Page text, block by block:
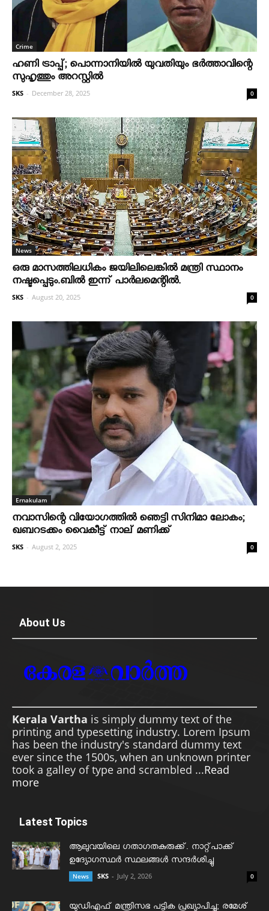
Crime
ഹണി ട്രാപ്പ്; പൊന്നാനിയില്‍ യുവതിയും ഭര്‍ത്താവിന്റെ
സുഹൃത്തും അറസ്റ്റില്‍
SKS - December 28, 2025 0
News
ഒരു മാസത്തിലധികം ജയിലിലെങ്കില്‍ മന്ത്രി സ്ഥാനം
നഷ്ടപ്പെടും.ബില്‍ ഇന്ന് പാര്‍ലമെന്റില്‍.
SKS - August 20, 2025 0
Ernakulam
നവാസിന്റെ വിയോഗത്തില്‍ ഞെട്ടി സിനിമാ ലോകം;
ഖബറടക്കം വൈകീട്ട് നാല് മണിക്ക്
SKS - August 2, 2025 0
About Us
Kerala Vartha is simply dummy text of the
printing and typesetting industry. Lorem Ipsum
has been the industry's standard dummy text
ever since the 1500s, when an unknown printer
took a galley of type and scrambled ...Read
more
Latest Topics
ആലുവയിലെ ഗതാഗതകുരുക്ക്. നാറ്റ്പാക്ക്
ഉദ്യോഗസ്ഥർ സ്ഥലങ്ങൾ സന്ദർശിച്ചു
News SKS - July 2, 2026 0
യുഡിഎഫ് മന്ത്രിസഭ പട്ടിക പ്രഖ്യാപിച്ചു; രമേശ്